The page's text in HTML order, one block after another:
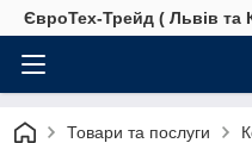
ЄвроТех-Трейд ( Львів та
Товари та послуги